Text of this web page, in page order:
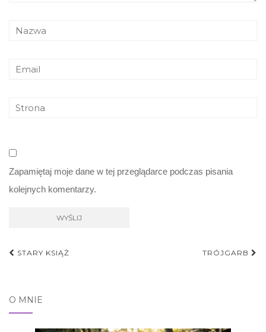
Zapamiętaj moje dane w tej przeglądarce podczas pisania
kolejnych komentarzy.
Nawigacja
STARY KSIĄŻ TRÓJGARB
O MNIE